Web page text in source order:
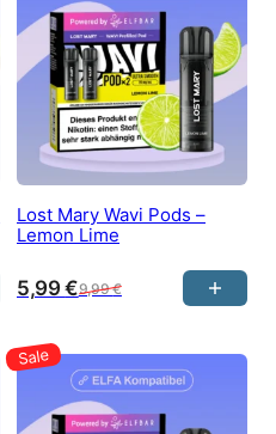
Lost Mary Wavi Pods –
Lemon Lime
9,99€
5,99€